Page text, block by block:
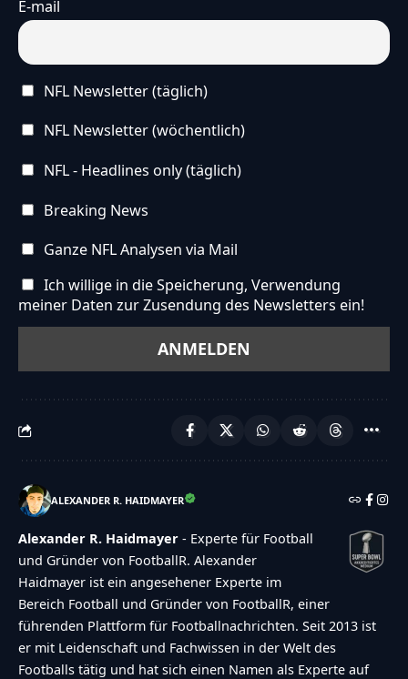
E-mail
NFL Newsletter (täglich)
NFL Newsletter (wöchentlich)
NFL - Headlines only (täglich)
Breaking News
Ganze NFL Analysen via Mail
Ich willige in die Speicherung, Verwendung
meiner Daten zur Zusendung des Newsletters ein!
ALEXANDER R. HAIDMAYER
Alexander R. Haidmayer - Experte für Football
und Gründer von FootballR. Alexander
Haidmayer ist ein angesehener Experte im
Bereich Football und Gründer von FootballR, einer
führenden Plattform für Footballnachrichten. Seit 2013 ist
er mit Leidenschaft und Fachwissen in der Welt des
Footballs tätig und hat sich einen Namen als Experte auf